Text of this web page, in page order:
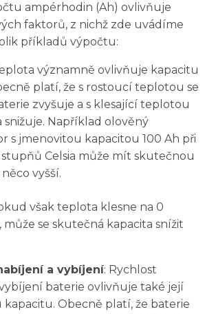
ampérhodin (Ah) ovlivňuje
faktorů, z nichž zde uvádíme
příkladů výpočtu:
významně ovlivňuje kapacitu
platí, že s rostoucí teplotou se
zvyšuje a s klesající teplotou
snižuje. Například olověný
s jmenovitou kapacitou 100 Ah při
Celsia může mít skutečnou
vyšší.
však teplota klesne na 0
může se skutečná kapacita snížit
a vybíjení: Rychlost
baterie ovlivňuje také její
Obecně platí, že baterie